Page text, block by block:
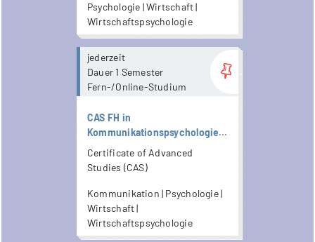
Psychologie | Wirtschaft |
Wirtschaftspsychologie
jederzeit
Dauer 1 Semester
Fern-/Online-Studium
CAS FH in
Kommunikationspsychologie -
Fernstudium im Online
Studienformat
Certificate of Advanced
Studies (CAS)
Kommunikation | Psychologie |
Wirtschaft |
Wirtschaftspsychologie
more...